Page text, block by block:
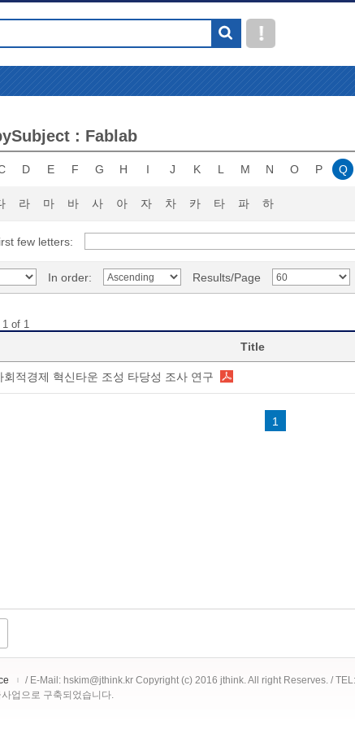
: Fablab
D E F G H I J K L M N O P Q
라 마 바 사 아 자 차 카 타 파 하
few letters:
In order: Results/Page
1 of 1
Title
회적경제 혁신타운 조성 타당성 조사 연구
1
/ E-Mail: hskim@jthink.kr Copyright (c) 2016 jthink. All right Reserves. /
업으로 구축되었습니다.